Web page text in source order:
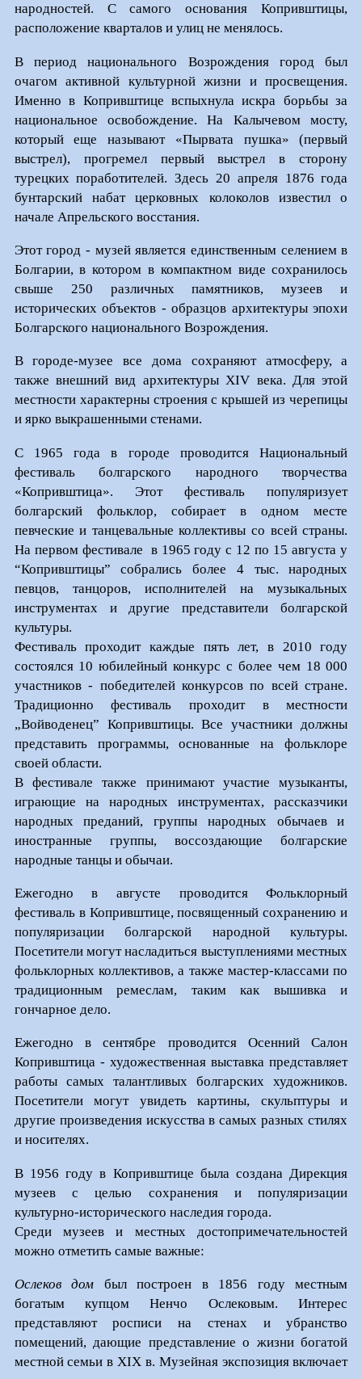
народностей. С самого основания Копривштицы,
расположение кварталов и улиц не менялось.
В период национального Возрождения город был
очагом активной культурной жизни и просвещения.
Именно в Копривштице вспыхнула искра борьбы за
национальное освобождение. На Калычевом мосту,
который еще называют «Пырвата пушка» (первый
выстрел), прогремел первый выстрел в сторону
турецких поработителей. Здесь 20 апреля 1876 года
бунтарский набат церковных колоколов известил о
начале Апрельского восстания.
Этот город - музей является единственным селением в
Болгарии, в котором в компактном виде сохранилось
свыше 250 различных памятников, музеев и
исторических объектов - образцов архитектуры эпохи
Болгарского национального Возрождения.
В городе-музее все дома сохраняют атмосферу, а
также внешний вид архитектуры XIV века. Для этой
местности характерны строения с крышей из черепицы
и ярко выкрашенными стенами.
С 1965 года в городе проводится Национальный
фестиваль болгарского народного творчества
«Копривштица». Этот фестиваль популяризует
болгарский фольклор, собирает в одном месте
певческие и танцевальные коллективы со всей страны.
На первом фестивале в 1965 году с 12 по 15 августа у
“Копривштицы” собрались более 4 тыс. народных
певцов, танцоров, исполнителей на музыкальных
инструментах и другие представители болгарской
культуры.
Фестиваль проходит каждые пять лет, в 2010 году
состоялся 10 юбилейный конкурс с более чем 18 000
участников - победителей конкурсов по всей стране.
Традиционно фестиваль проходит в местности
„Войводенец” Копривштицы. Все участники должны
представить программы, основанные на фольклоре
своей области.
В фестивале также принимают участие музыканты,
играющие на народных инструментах, рассказчики
народных преданий, группы народных обычаев и
иностранные группы, воссоздающие болгарские
народные танцы и обычаи.
Ежегодно в августе проводится Фольклорный
фестиваль в Копривштице, посвященный сохранению и
популяризации болгарской народной культуры.
Посетители могут насладиться выступлениями местных
фольклорных коллективов, а также мастер-классами по
традиционным ремеслам, таким как вышивка и
гончарное дело.
Ежегодно в сентябре проводится Осенний Салон
Копривштица - художественная выставка представляет
работы самых талантливых болгарских художников.
Посетители могут увидеть картины, скульптуры и
другие произведения искусства в самых разных стилях
и носителях.
В 1956 году в Копривштице была создана Дирекция
музеев с целью сохранения и популяризации
культурно-исторического наследия города.
Среди музеев и местных достопримечательностей
можно отметить самые важные:
Ослеков дом был построен в 1856 году местным
богатым купцом Ненчо Ослековым. Интерес
представляют росписи на стенах и убранство
помещений, дающие представление о жизни богатой
местной семьи в XIX в. Музейная экспозиция включает